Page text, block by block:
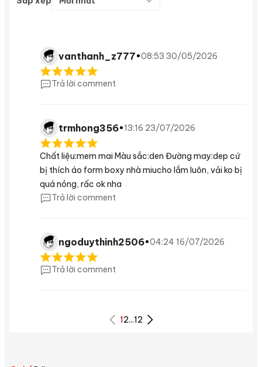
vanthanh_z777•08:53 30/05/2026
Trả lời comment
trmhong356•13:16 23/07/2026
Chất liệu:mem mai Màu sắc:den Đường may:dep cứ
bị thích áo form boxy nhà miucho lắm luôn, vải ko bị
quá nóng, rấc ok nha
Trả lời comment
ngoduythinh2506•04:24 16/07/2026
Trả lời comment
12...12